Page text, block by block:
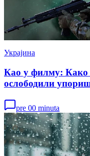
Украјина
Као у филму: Како
ослободили
pre 00 minuta